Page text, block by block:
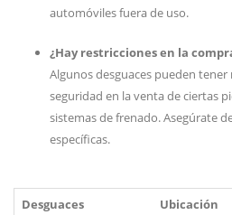
automóviles fuera de uso.
¿Hay restricciones en la
Algunos desguaces pueden tener
seguridad en la venta de ciertas
sistemas de frenado. Asegúrate
específicas.
Desguaces Ubicación